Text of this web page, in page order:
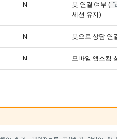
N 봇 연결 여부 (
세션 유지)
N 봇으로 상담 연
N 모바일 앱스킴